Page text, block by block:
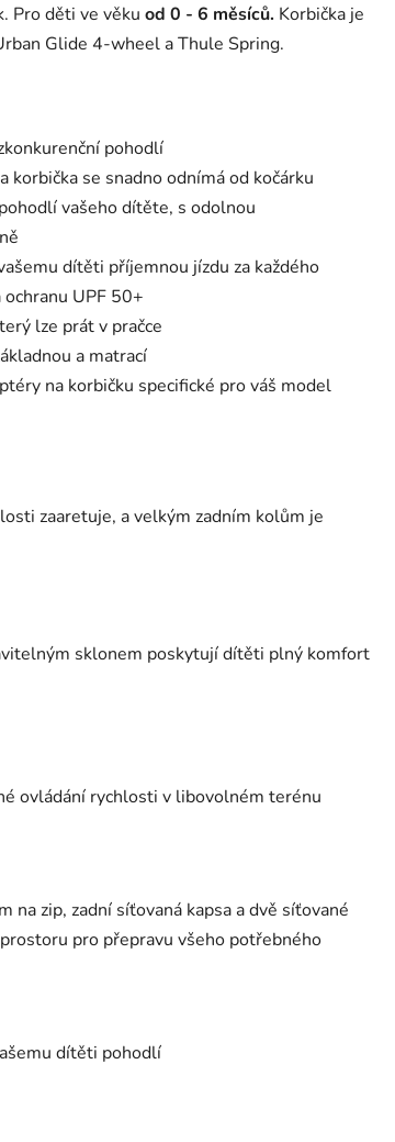
Pro děti ve věku od 0 - 6 měsíců. Korbička je
Glide 4-wheel a Thule Spring.
pohodlí
se snadno odnímá od kočárku
vašeho dítěte, s odolnou
dítěti příjemnou jízdu za každého
UPF 50+
lze prát v pračce
a matrací
na korbičku specifické pro váš model
zaaretuje, a velkým zadním kolům je
sklonem poskytují dítěti plný komfort
ovládání rychlosti v libovolném terénu
na zip, zadní síťovaná kapsa a dvě síťované
pro přepravu všeho potřebného
dítěti pohodlí